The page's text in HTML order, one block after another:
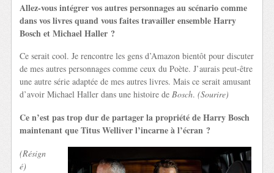
Allez-vous intégrer vos autres personnages au scénario comme
dans vos livres quand vous faites travailler ensemble Harry
Bosch et Michael Haller ?
Ce serait cool. Je rencontre les gens d’Amazon bientôt pour discuter
de mes autres personnages comme ceux du Poète. J’aurais peut-être
une autre série adaptée de mes autres livres. Mais ce serait amusant
d’avoir Michael Haller dans une histoire deBosch.(Sourire)
Ce n’est pas trop dur de partager la propriété de Harry Bosch
maintenant que Titus Welliver l’incarne à l’écran ?
(Résign
é)